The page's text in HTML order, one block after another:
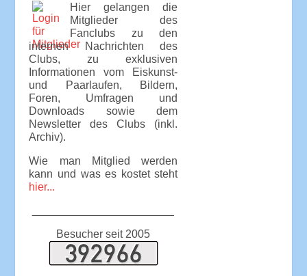
Hier gelangen die
Mitglieder des
Fanclubs zu den
internen Nachrichten des
Clubs, zu exklusiven
Informationen vom Eiskunst-
und Paarlaufen, Bildern,
Foren, Umfragen und
Downloads sowie dem
Newsletter des Clubs (inkl.
Archiv).
Wie man Mitglied werden
kann und was es kostet steht
hier...
Besucher seit 2005